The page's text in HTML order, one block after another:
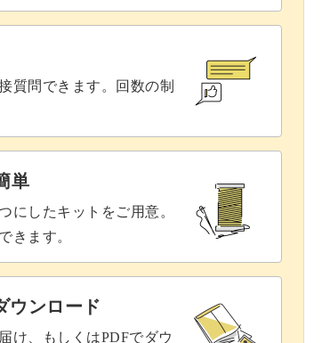
質問できます。回数の制
単
にしたキットをご用意。
きます。
ウンロード
け、もしくはPDFでダウ